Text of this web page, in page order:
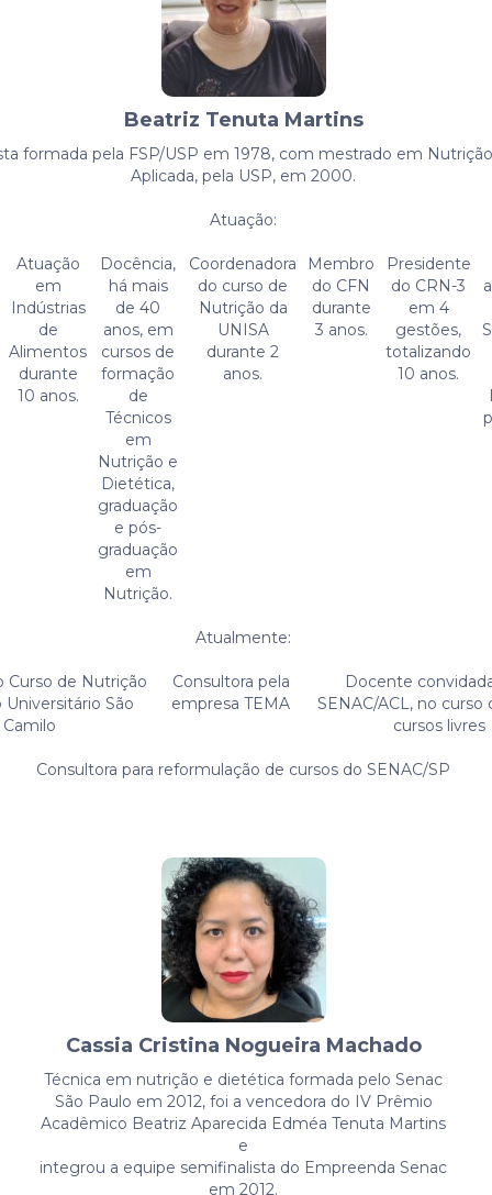
Beatriz Tenuta Martins
formada pela FSP/USP em 1978, com mestrado em
Aplicada, pela USP, em 2000.
Atuação:
Atuação
em
Indústrias
de
Alimentos
durante
10 anos.
Docência,
há mais
de 40
anos, em
cursos de
formação
de
Técnicos
em
Nutrição e
Dietética,
graduação
e pós-
graduação
em
Nutrição.
Coordenadora
do curso de
Nutrição da
UNISA
durante 2
anos.
Membro
do CFN
durante
3 anos.
Presidente
do CRN-3
em 4
gestões,
totalizando
10 anos.
Atualmente:
Curso de Nutrição
São
Camilo
Consultora pela
empresa TEMA
Docente
SENAC/ACL, no curso
cursos livres
Consultora para reformulação de cursos do SENAC/SP
Cassia Cristina Nogueira Machado
Técnica em nutrição e dietética formada pelo Senac
São Paulo em 2012, foi a vencedora do IV Prêmio
Acadêmico Beatriz Aparecida Edméa Tenuta Martins
e
integrou a equipe semifinalista do Empreenda Senac
em 2012.